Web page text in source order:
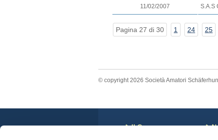
11/02/2007 S.A.S
Pagina 27 di 30 1 24 25
© copyright 2026 Società Amatori
Il Cane